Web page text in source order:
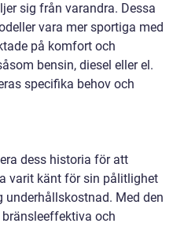
sig från varandra. Dessa
vara mer sportiga med
på komfort och
bensin, diesel eller el.
specifika behov och
dess historia för att
varit känt för sin pålitlighet
underhållskostnad. Med den
och